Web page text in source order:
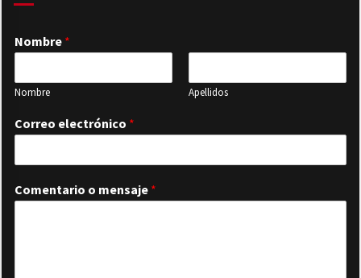
Nombre *
Nombre Apellidos
Correo electrónico *
Comentario o mensaje *